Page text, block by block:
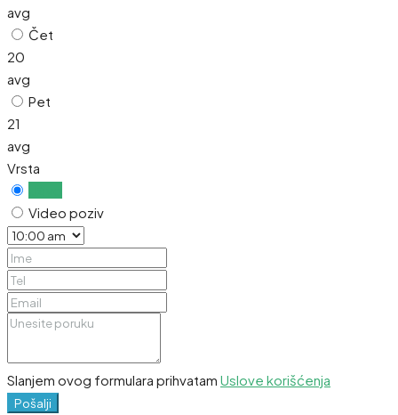
avg
Čet
20
avg
Pet
21
avg
Vrsta
Video poziv
Slanjem ovog formulara prihvatam Uslove korišćenja
Pošalji